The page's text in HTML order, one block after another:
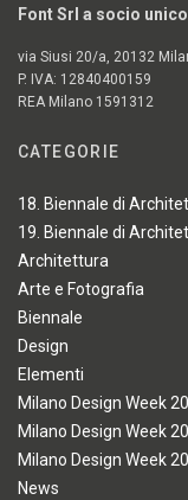
Font Srl a socio unico
via Siusi 20/a, 20132
P. IVA: 12840400159
REA Milano 1591312
CATEGORIE
18. Biennale di
19. Biennale di
Architettura
Arte e Fotografia
Biennale
Design
Elementi
Milano Design Week
Milano Design Week
Milano Design Week
News